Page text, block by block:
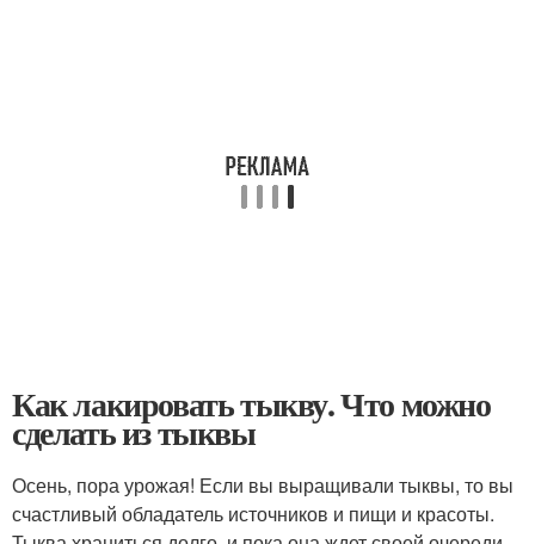
Как лакировать тыкву. Что можно
сделать из тыквы
Осень, пора урожая! Если вы выращивали тыквы, то вы
счастливый обладатель источников и пищи и красоты.